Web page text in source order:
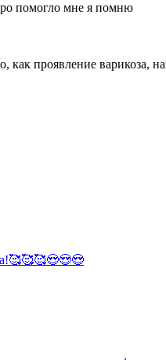
помогло мне я помню
проявление варикоза,